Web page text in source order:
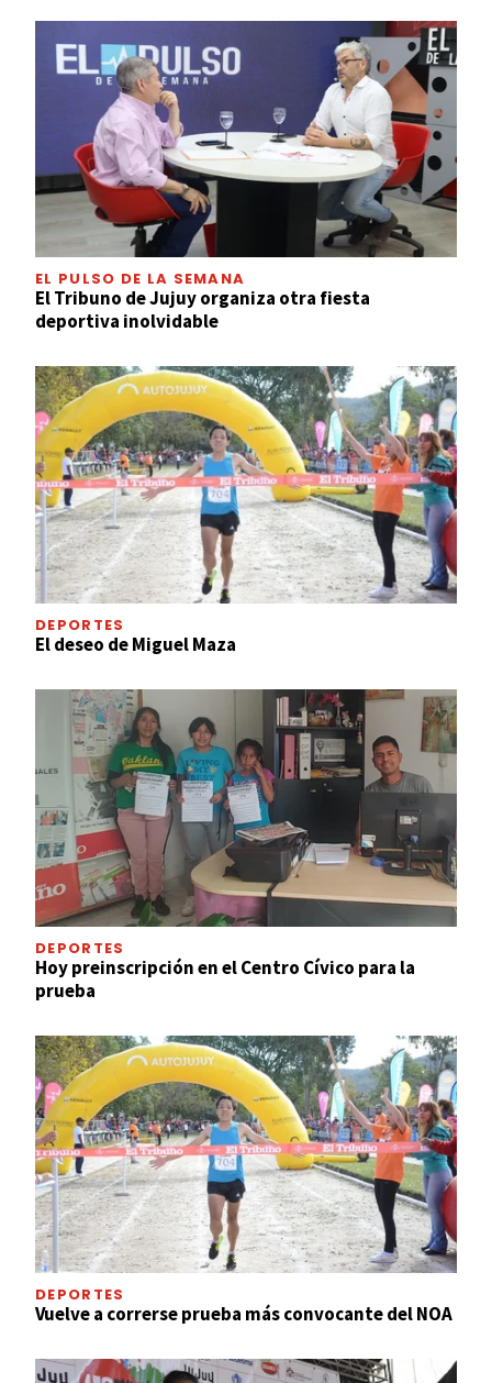
EL PULSO DE LA SEMANA
El Tribuno de Jujuy organiza otra fiesta
deportiva inolvidable
DEPORTES
El deseo de Miguel Maza
DEPORTES
Hoy preinscripción en el Centro Cívico para la
prueba
DEPORTES
Vuelve a correrse prueba más convocante del NOA